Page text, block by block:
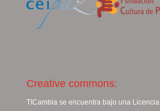
Creative commons:
TICambia se encuentra bajo una Licencia